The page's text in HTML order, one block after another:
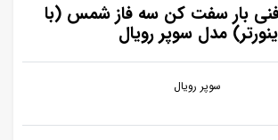
بار سفت کن سه فاز شمس (با
مدل سوپر رویال
سوپر رویال